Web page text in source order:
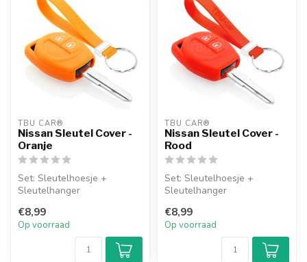
TBU CAR®
Nissan Sleutel Cover -
Oranje
Set: Sleutelhoesje +
Sleutelhanger
€8,99
Op voorraad
TBU CAR®
Nissan Sleutel Cover -
Rood
Set: Sleutelhoesje +
Sleutelhanger
€8,99
Op voorraad